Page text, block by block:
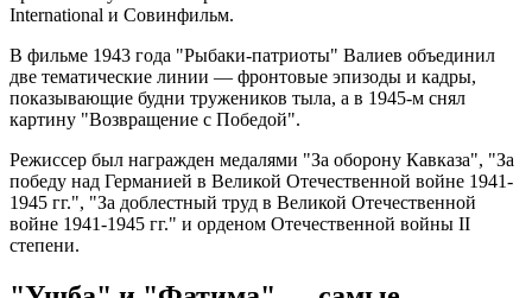
International и Совинфильм.
В фильме 1943 года "Рыбаки-патриоты" Валиев объединил
две тематические линии — фронтовые эпизоды и кадры,
показывающие будни тружеников тыла, а в 1945-м снял
картину "Возвращение с Победой".
Режиссер был награжден медалями "За оборону Кавказа", "За
победу над Германией в Великой Отечественной войне 1941-
1945 гг.", "За доблестный труд в Великой Отечественной
войне 1941-1945 гг." и орденом Отечественной войны II
степени.